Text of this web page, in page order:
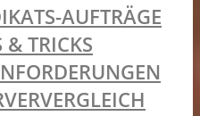
AUFTRÄGE
& TRICKS